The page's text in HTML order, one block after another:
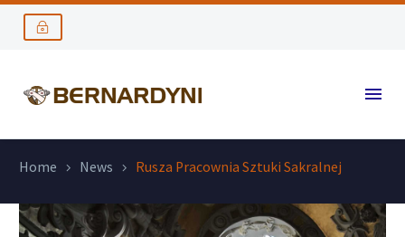
Home News Rusza Pracownia Sztuki Sakralnej